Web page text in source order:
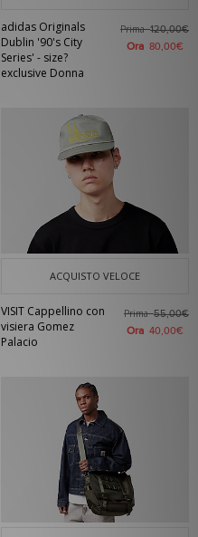
adidas Originals
Dublin '90's City
Series' - size?
exclusive Donna
Prima120,00€
Ora 80,00€
ACQUISTO VELOCE
VISIT Cappellino con
visiera Gomez
Palacio
Prima55,00€
Ora 40,00€